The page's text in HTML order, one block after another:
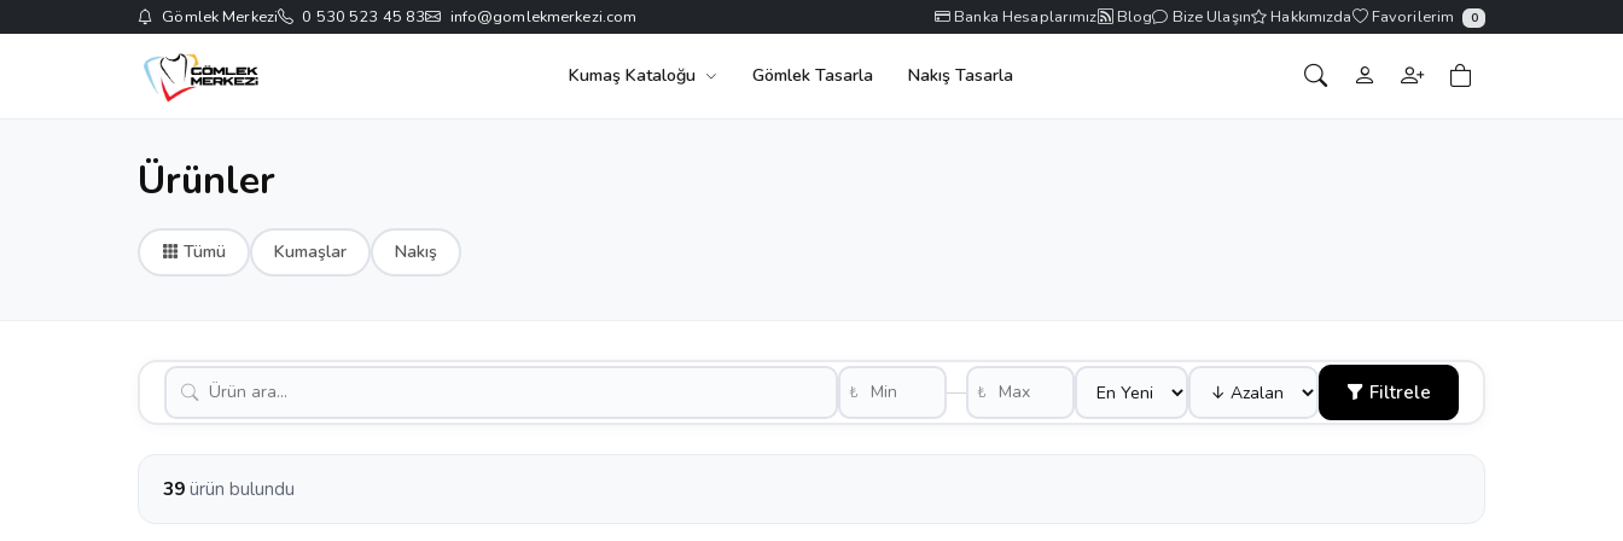
Gömlek Merkezi 0 530 523 45 83 info@gomlekmerkezi.com Banka Hesaplarımız Blog Bize Ulaşın Hakkımızda Favorilerim 0
Kumaş Kataloğu Gömlek Tasarla Nakış Tasarla
Ürünler
Tümü Kumaşlar Nakış
₺ — ₺ Filtrele
39 ürün bulundu